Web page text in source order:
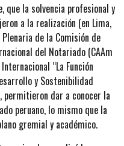
que la solvencia profesional y
a la realización (en Lima,
de la Comisión de
del Notariado (CAAm
“La Función
y Sostenibilidad
permitieron dar a conocer la
peruano, lo mismo que la
gremial y académico.